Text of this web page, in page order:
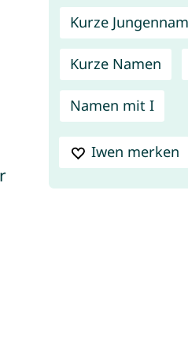
Kurze
Kurze Namen
Namen mit I
Iwen merken